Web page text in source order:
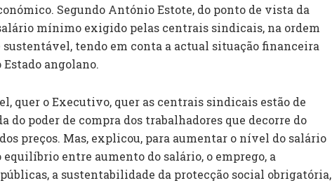
Segundo António Estote, do ponto de vista da
mínimo exigido pelas centrais sindicais, na ordem
sustentável, tendo em conta a actual situação financeira
angolano.
quer o Executivo, quer as centrais sindicais estão de
do poder de compra dos trabalhadores que decorre do
preços. Mas, explicou, para aumentar o nível do salário
entre aumento do salário, o emprego, a
a sustentabilidade da protecção social obrigatória,